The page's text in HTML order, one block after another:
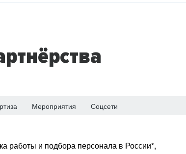
Мероприятия Соцсети
работы и подбора персонала в России*,